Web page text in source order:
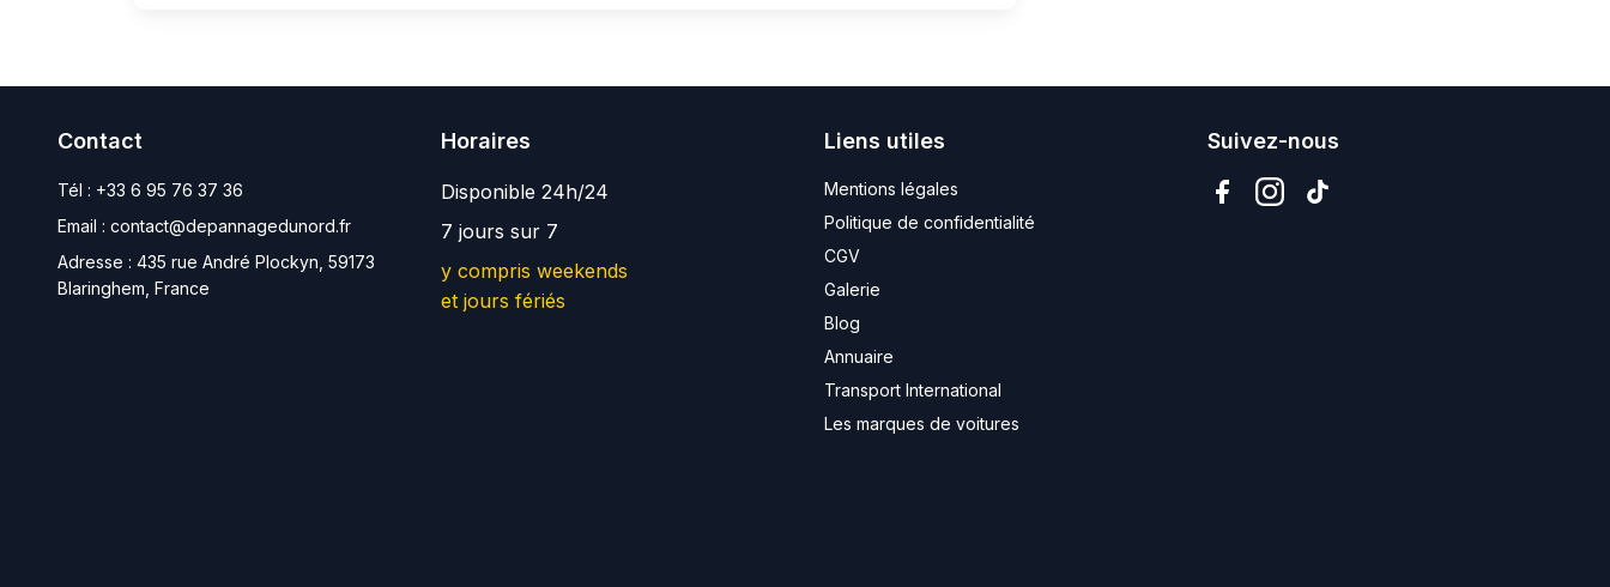
Contact
Tél : +33 6 95 76 37 36
Email : contact@depannagedunord.fr
Adresse : 435 rue André Plockyn, 59173
Blaringhem, France
Horaires
Disponible 24h/24
7 jours sur 7
y compris weekends
et jours fériés
Liens utiles
Mentions légales
Politique de confidentialité
CGV
Galerie
Blog
Annuaire
Transport International
Les marques de voitures
Suivez-nous